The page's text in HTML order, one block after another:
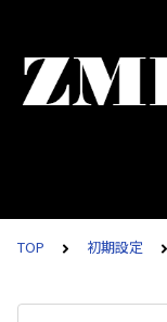
TOP 初期設定